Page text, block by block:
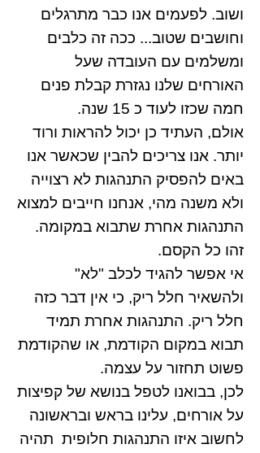
ושוב. לפעמים אנו כבר מתרגלים
וחושבים שטוב... ככה זה כלבים
ומשלמים עם העובדה שעל
האורחים שלנו נגזרת קבלת פנים
חמה שכזו לעוד כ 15 שנה.
אולם, העתיד כן יכול להראות ורוד
יותר. אנו צריכים להבין שכאשר אנו
באים להפסיק התנהגות לא רצוייה
ולא משנה מהי, אנחנו חייבים למצוא
התנהגות אחרת שתבוא במקומה.
זהו כל הקסם.
אי אפשר להגיד לכלב "לא"
ולהשאיר חלל ריק, כי אין דבר כזה
חלל ריק. התנהגות אחרת תמיד
תבוא במקום הקודמת, או שהקודמת
פשוט תחזור על עצמה.
לכן, בבואנו לטפל בנושא של קפיצות
על אורחים, עלינו בראש ובראשונה
לחשוב איזו התנהגות חלופית תהיה